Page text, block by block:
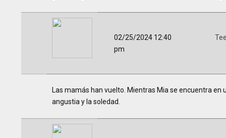
02/25/2024 12:40
pm
Las mamás han vuelto. Mientras Mia se encuentra
angustia y la soledad.